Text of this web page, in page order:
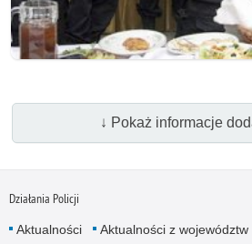
↓ Pokaż informacje
Działania Policji
Aktualności Aktualności z województw